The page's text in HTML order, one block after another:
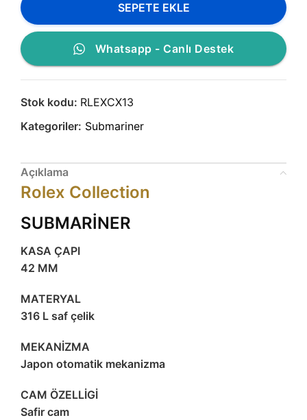
SEPETE EKLE
Whatsapp - Canlı Destek
Stok kodu: RLEXCX13
Kategoriler: Submariner
Açıklama
Rolex Collection
SUBMARİNER
KASA ÇAPI
42 MM
MATERYAL
316 L saf çelik
MEKANİZMA
Japon otomatik mekanizma
CAM ÖZELLİGİ
Safir cam